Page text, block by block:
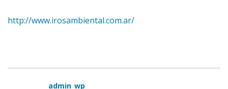
http://www.irosambiental.com.ar/
admin_wp